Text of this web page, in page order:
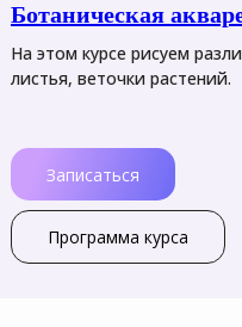
Ботаническая
На этом курсе рисуем
листья, веточки растений.
Записаться
Программа курса